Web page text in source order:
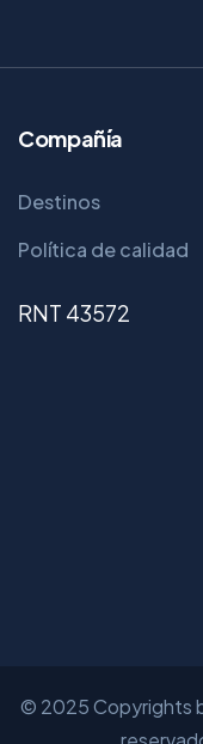
Compañía
Destinos
Política de calidad
RNT 43572
© 2025 Copyrights